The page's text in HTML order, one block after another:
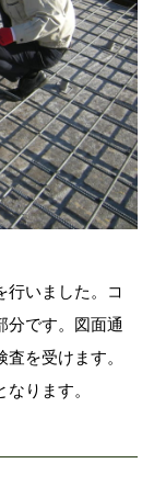
行いました。コ
分です。図面通
を受けます。
ります。